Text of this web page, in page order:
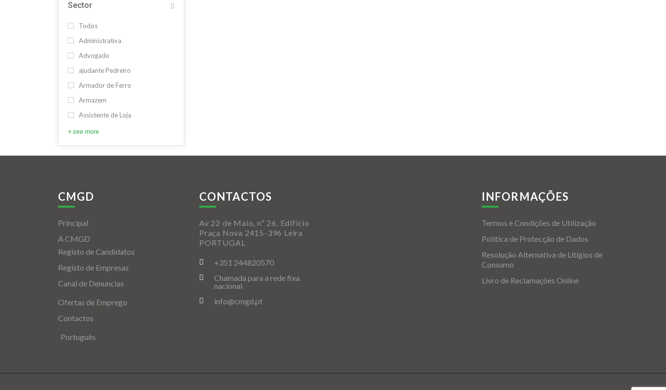
Sector
Todos
Administrativa
Advogado
ajudante Pedreiro
Armador de Ferro
Armazem
Assistente de Loja
+ see more
CMGD
Principal
A CMGD
Registo de Candidatos
Registo de Empresas
Canal de Denuncias
Ofertas de Emprego
Contactos
Português
CONTACTOS
Av 22 de Maio, nº 26, Edificio
Praça Nova 2415-396 Leira
PORTUGAL
+351 244820570
Chamada para a rede fixa
nacional
info@cmgd.pt
INFORMAÇÕES
Termos e Condições de Utilização
Política de Protecção de Dados
Resolução Alternativa de Litígios de
Consumo
Livro de Reclamações Online